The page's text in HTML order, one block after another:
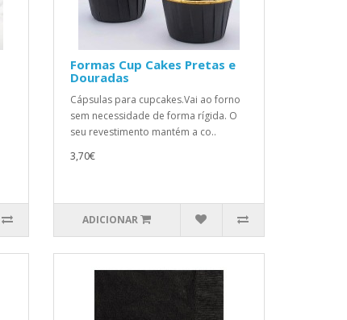
Formas Cup Cakes Pretas e
Douradas
Cápsulas para cupcakes.Vai ao forno
sem necessidade de forma rígida. O
seu revestimento mantém a co..
3,70€
ADICIONAR